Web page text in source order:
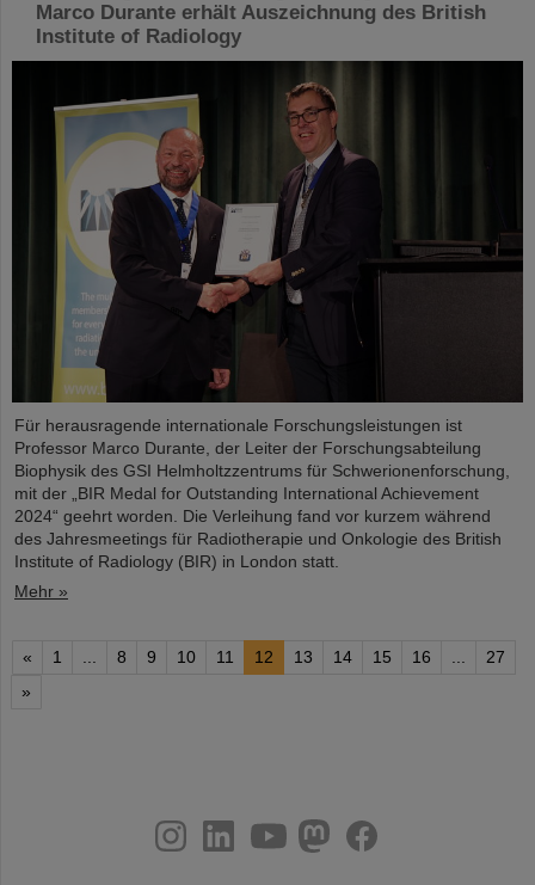
Marco Durante erhält Auszeichnung des British
Institute of Radiology
Für herausragende internationale Forschungsleistungen ist
Professor Marco Durante, der Leiter der Forschungsabteilung
Biophysik des GSI Helmholtzzentrums für Schwerionenforschung,
mit der „BIR Medal for Outstanding International Achievement
2024“ geehrt worden. Die Verleihung fand vor kurzem während
des Jahresmeetings für Radiotherapie und Onkologie des British
Institute of Radiology (BIR) in London statt.
Mehr »
« 1 ... 8 9 10 11 12 13 14 15 16 ...
27
»
youtube
helmholtz.social
facebook